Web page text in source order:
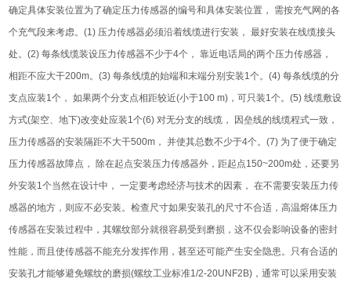
确定具体安装位置为了确定压力传感器的编号和具体安装位置， 需按充气网的各
个充气段来考虑。(1) 压力传感器必须沿着线缆进行安装， 最好安装在线缆接头
处。(2) 每条线缆装设压力传感器不少于4个， 靠近电话局的两个压力传感器，
相距不应大干200m。(3) 每条线缆的始端和末端分别安装1个。(4) 每条线缆的分
支点应装1个， 如果两个分支点相距较近(小于100 m)，可只装1个。(5) 线缆敷设
方式(架空、地下)改变处应装1个(6) 对无分支的线缆， 因垒线的线缆程式一致，
压力传感器的安装隔距不大干500m， 并使其总数不少于4个。(7) 为了便于确定
压力传感器故障点， 除在起点安装压力传感器外，距起点150~200m处，还要另
外安装1个当然在设计中， 一定要考虑经济与技术的因素， 在不需要安装压力传
感器的地方，则应不必安装。检查尺寸如果安装孔的尺寸不合适，高温熔体压力
传感器在安装过程中，其螺纹部分就很容易受到磨损，这不仅会影响设备的密封
性能，而且使传感器不能充分发挥作用，甚至还可能产生安全隐患。只有合适的
安装孔才能够避免螺纹的磨损(螺纹工业标准1/2-20UNF2B)，通常可以采用安装